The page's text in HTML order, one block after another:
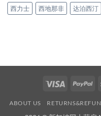
西力士
西地那非 达泊西汀
Visa
ABOUT US